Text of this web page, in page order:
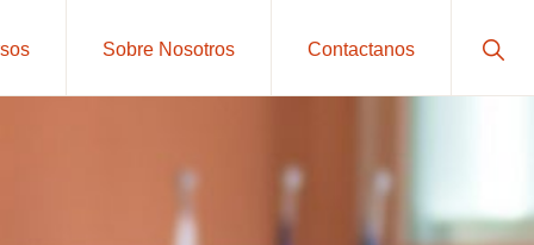
Sobre Nosotros Contactanos
Show